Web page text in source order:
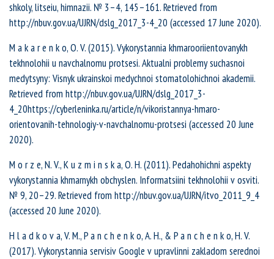
shkoly, litseiu, himnazii. № 3–4, 145–161. Retrieved from
http://nbuv.gov.ua/UJRN/dslg_2017_3-4_20 (accessed 17 June 2020).
M a k a r e n k o, O. V. (2015). Vykorystannia khmarooriientovanykh
tekhnolohii u navchalnomu protsesi. Aktualni problemy suchasnoi
medytsyny: Visnyk ukrainskoi medychnoi stomatolohichnoi akademii.
Retrieved from http://nbuv.gov.ua/UJRN/dslg_2017_3-
4_20https://cyberleninka.ru/article/n/vikoristannya-hmaro-
orientovanih-tehnologiy-v-navchalnomu-protsesi (accessed 20 June
2020).
M o r z e, N. V., K u z m i n s k a, O. H. (2011). Pedahohichni aspekty
vykorystannia khmarnykh obchyslen. Informatsiini tekhnolohii v osviti.
№ 9, 20–29. Retrieved from http://nbuv.gov.ua/UJRN/itvo_2011_9_4
(accessed 20 June 2020).
H l a d k o v a, V. M., P a n c h e n k o, A. H., & P a n c h e n k o, H. V.
(2017). Vykorystannia servisiv Google v upravlinni zakladom serednoi